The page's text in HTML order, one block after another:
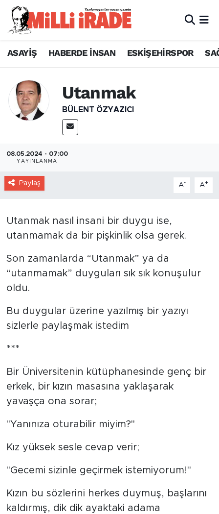
ASAYİŞ HABERDE İNSAN ESKİŞEHİRSPOR
Utanmak
BÜLENT ÖZYAZICI
08.05.2024 - 07:00
YAYINLANMA
Paylaş A- A+
Utanmak nasıl insani bir duygu ise,
utanmamak da bir pişkinlik olsa gerek.
Son zamanlarda “Utanmak” ya da
“utanmamak” duyguları sık sık konuşulur
oldu.
Bu duygular üzerine yazılmış bir yazıyı
sizlerle paylaşmak istedim
***
Bir Üniversitenin kütüphanesinde genç bir
erkek, bir kızın masasına yaklaşarak
yavaşça ona sorar;
"Yanınıza oturabilir miyim?"
Kız yüksek sesle cevap verir;
"Gecemi sizinle geçirmek istemiyorum!"
Kızın bu sözlerini herkes duymuş, başlarını
kaldırmış, dik dik ayaktaki adama